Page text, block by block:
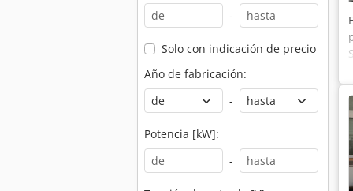
-
Solo con indicación de precio
Año de fabricación:
-
Potencia [kW]:
-